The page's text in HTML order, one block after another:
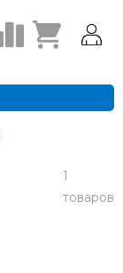
1
товаров